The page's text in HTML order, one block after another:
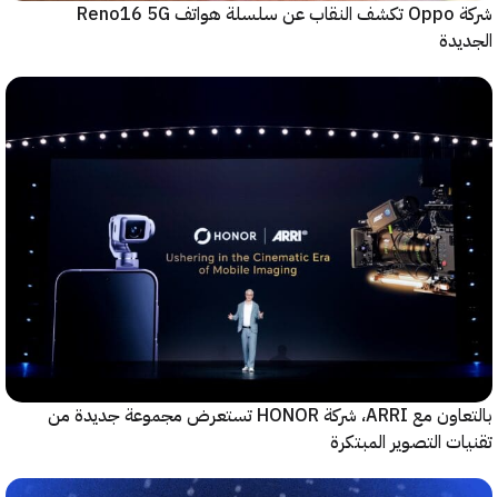
شركة Oppo تكشف النقاب عن سلسلة هواتف Reno16 5G
بالتعاون مع ARRI، شركة HONOR تستعرض مجموعة جديدة من
التصوير المبتكرة